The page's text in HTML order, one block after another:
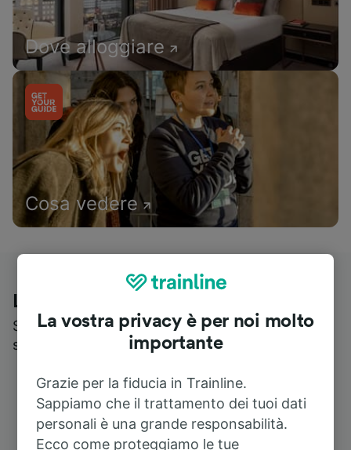
Dove alloggiare
Cosa vedere
Le recensioni dei nostri viaggiatori
Scopri cosa pensa realmente chi utilizza i nostri
servizi
La vostra privacy è per noi molto
importante
Grazie per la fiducia in Trainline.
Sappiamo che il trattamento dei tuoi dati
personali è una grande responsabilità.
Ecco come proteggiamo le tue